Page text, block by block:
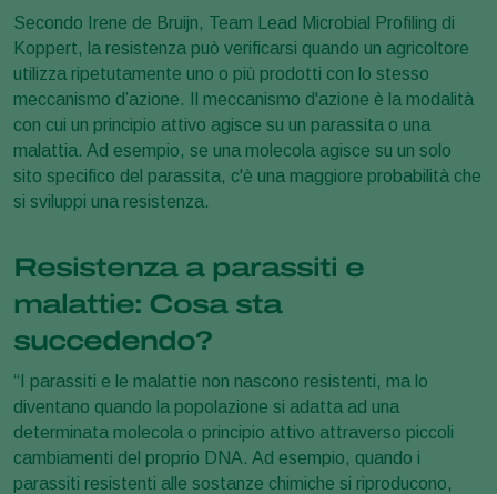
Ombreggianti e Diffusi
Secondo Irene de Bruijn, Team Lead Microbial Profiling di
Koppert, la resistenza può verificarsi quando un agricoltore
utilizza ripetutamente uno o più prodotti con lo stesso
meccanismo d’azione. Il meccanismo d'azione è la modalità
con cui un principio attivo agisce su un parassita o una
malattia. Ad esempio, se una molecola agisce su un solo
sito specifico del parassita, c'è una maggiore probabilità che
si sviluppi una resistenza.
Resistenza a parassiti e
malattie: Cosa sta
succedendo?
“I parassiti e le malattie non nascono resistenti, ma lo
diventano quando la popolazione si adatta ad una
determinata molecola o principio attivo attraverso piccoli
cambiamenti del proprio DNA. Ad esempio, quando i
parassiti resistenti alle sostanze chimiche si riproducono,